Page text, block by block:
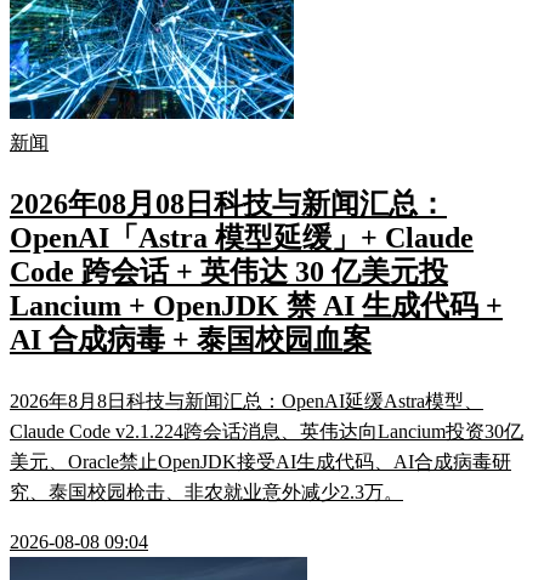
新闻
2026年08月08日科技与新闻汇总：
OpenAI「Astra 模型延缓」+ Claude
Code 跨会话 + 英伟达 30 亿美元投
Lancium + OpenJDK 禁 AI 生成代码 +
AI 合成病毒 + 泰国校园血案
2026年8月8日科技与新闻汇总：OpenAI延缓Astra模型、
Claude Code v2.1.224跨会话消息、英伟达向Lancium投资30亿
美元、Oracle禁止OpenJDK接受AI生成代码、AI合成病毒研
究、泰国校园枪击、非农就业意外减少2.3万。
2026-08-08 09:04